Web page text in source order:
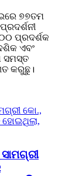
୭୭ତମ
ପ୍ରଦର୍ଶକ
ଏବଂ
ସମସ୍ତ
କରୁଛୁ।